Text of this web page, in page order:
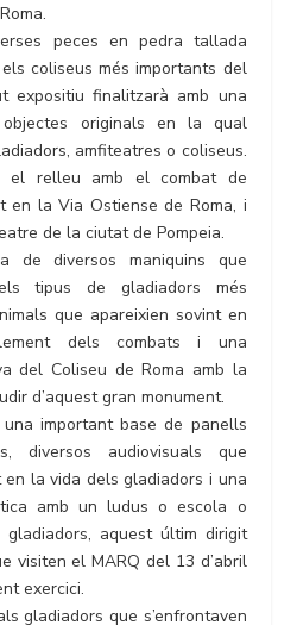
peces en pedra tallada
coliseus més importants del
expositiu finalitzarà amb una
originals en la qual
amfiteatres o coliseus.
el relleu amb el combat de
en la Via Ostiense de Roma, i
de la ciutat de Pompeia.
de diversos maniquins que
tipus de gladiadors més
que apareixien sovint en
dels combats i una
del Coliseu de Roma amb la
d’aquest gran monument.
una important base de panells
diversos audiovisuals que
la vida dels gladiadors i una
amb un ludus o escola o
gladiadors, aquest últim dirigit
visiten el MARQ del 13 d’abril
exercici.
gladiadors que s’enfrontaven